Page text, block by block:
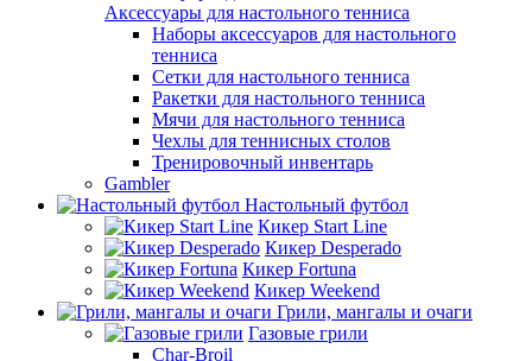
Аксессуары для настольного тенниса
Наборы аксессуаров для настольного
тенниса
Сетки для настольного тенниса
Ракетки для настольного тенниса
Мячи для настольного тенниса
Чехлы для теннисных столов
Тренировочный инвентарь
Gambler
Настольный футбол
Кикер Start Line
Кикер Desperado
Кикер Fortuna
Кикер Weekend
Грили, мангалы и очаги
Газовые грили
Char-Broil